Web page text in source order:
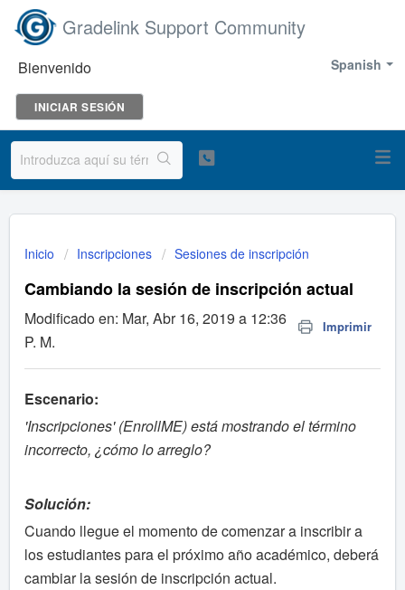
Gradelink Support Community
Spanish
Bienvenido
INICIAR SESIÓN
Inicio Inscripciones Sesiones de inscripción
Cambiando la sesión de inscripción actual
Imprimir
Modificado en: Mar, Abr 16, 2019 a 12:36
P. M.
Escenario:
'Inscripciones' (EnrollME) está mostrando el término
incorrecto, ¿cómo lo arreglo?
Solución:
Cuando llegue el momento de comenzar a inscribir a
los estudiantes para el próximo año académico, deberá
cambiar la sesión de inscripción actual.